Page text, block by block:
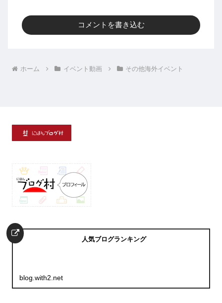
コメントを書き込む
ホーム イベント動画 その他海外イベント
人気ブログランキング
blog.with2.net